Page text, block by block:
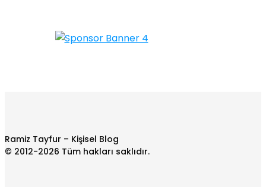
Ramiz Tayfur – Kişisel Blog
© 2012-2026 Tüm hakları saklıdır.